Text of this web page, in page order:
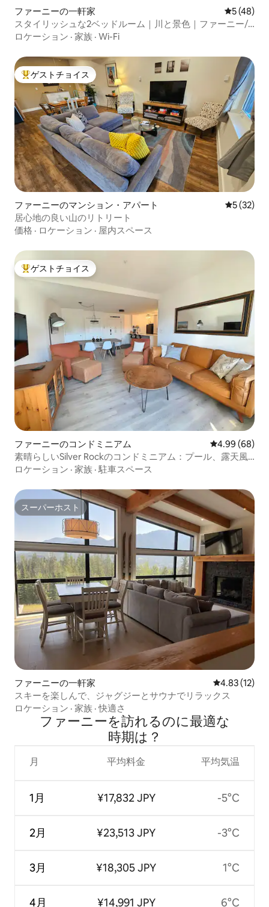
ファーニーの一軒家 レビュー
5 (48)
スタイリッシュな2ベッドルーム｜川と景色｜ファーニー/
リゾートまで5分
ロケーション · 家族 · Wi-Fi
大好評のゲストチョイスです。
ゲストチョイス
ファーニーのマンション・アパート レビュー
5 (32)
居心地の良い山のリトリート
価格 · ロケーション · 屋内スペース
大好評のゲストチョイスです。
ゲストチョイス
ファーニーのコンドミニアム レビュー68件
4.99 (68)
素晴らしいSilver Rockのコンドミニアム：プール、露天風
呂、景色
ロケーション · 家族 ·駐車スペース
スーパーホスト
スーパーホスト
ファーニーの一軒家 レビュー12
4.83 (12)
スキーを楽しんで、ジャグジーとサウナでリラックス
ロケーション · 家族 ·快適さ
ファーニーを訪⁠れ⁠るの⁠に最⁠適⁠な
時⁠期⁠は⁠？
月
1月
2月
3月
4月
平均料金
¥17,832 JPY
¥23,513 JPY
¥18,305 JPY
¥14,991 JPY
平均気温
-5°C
-3°C
1°C
6°C